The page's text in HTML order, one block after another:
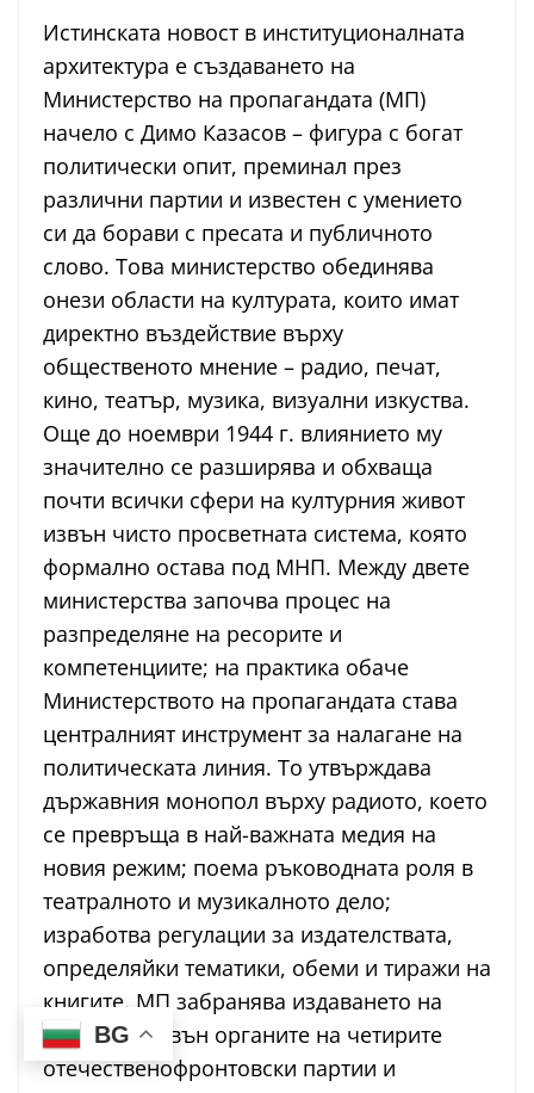
Истинската новост в институционалната
архитектура е създаването на
Министерство на пропагандата (МП)
начело с Димо Казасов – фигура с богат
политически опит, преминал през
различни партии и известен с умението
си да борави с пресата и публичното
слово. Това министерство обединява
онези области на културата, които имат
директно въздействие върху
общественото мнение – радио, печат,
кино, театър, музика, визуални изкуства.
Още до ноември 1944 г. влиянието му
значително се разширява и обхваща
почти всички сфери на културния живот
извън чисто просветната система, която
формално остава под МНП. Между двете
министерства започва процес на
разпределяне на ресорите и
компетенциите; на практика обаче
Министерството на пропагандата става
централният инструмент за налагане на
политическата линия. То утвърждава
държавния монопол върху радиото, което
се превръща в най-важната медия на
новия режим; поема ръководната роля в
театралното и музикалното дело;
изработва регулации за издателствата,
определяйки тематики, обеми и тиражи на
книгите. МП забранява издаването на
вестници извън органите на четирите
отечественофронтовски партии и
BG